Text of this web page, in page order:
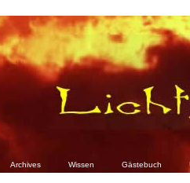
Archives Wissen Gästebuch